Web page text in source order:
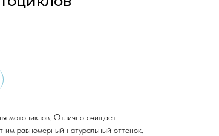
мотоциклов. Отлично очищает
им равномерный натуральный оттенок.